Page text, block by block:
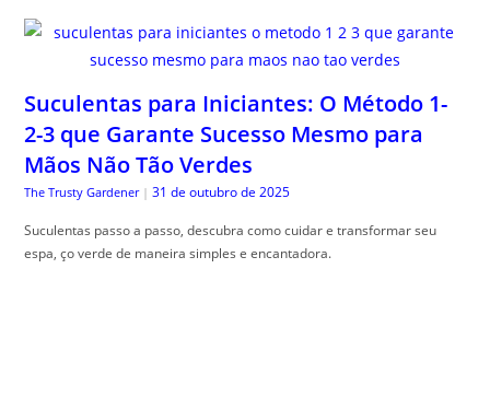
Suculentas para Iniciantes: O Método 1-
2-3 que Garante Sucesso Mesmo para
Mãos Não Tão Verdes
The Trusty Gardener | 31 de outubro de 2025
Suculentas passo a passo, descubra como cuidar e transformar seu
espa, ço verde de maneira simples e encantadora.